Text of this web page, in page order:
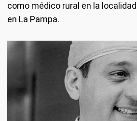
como médico rural en la
en La Pampa.